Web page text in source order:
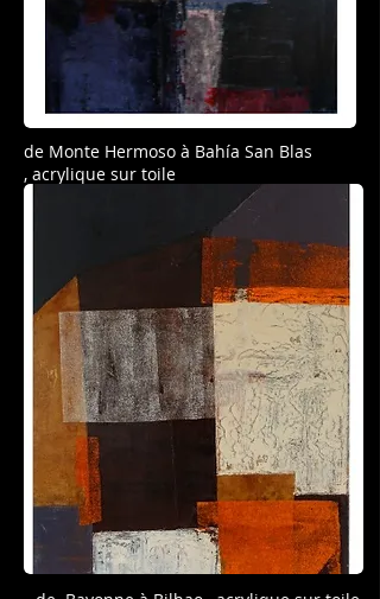
de Monte Hermoso à Bahía San Blas
, acrylique sur toile
116cm x89m, novembre 2016